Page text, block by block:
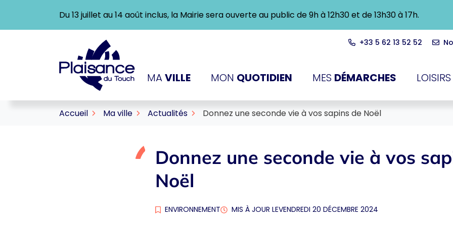
contenu
Du 13 juillet au 14 août inclus, la Mairie sera ouverte au public de 9h à 12h30 et de 13h30 à 17h.
+33 5 62 13 52 52
Logo Ville de Plaisance-du-Touch
MAVILLE MON QUOTIDIEN MES DÉMARCHES LOISIRS
Accueil Ma ville Actualités Donnez une seconde vie à vos sapins de Noël
Donnez une seconde vie à vos
Noël
ENVIRONNEMENT MIS À JOUR LEVENDREDI 20 DÉCEMBRE 2024